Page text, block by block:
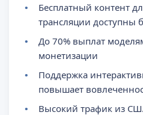
Бесплатный контент
трансляции доступны
До 70% выплат
монетизации
Поддержка
повышает
Высокий трафик из